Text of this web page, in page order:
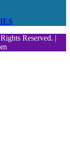
Reserved. |